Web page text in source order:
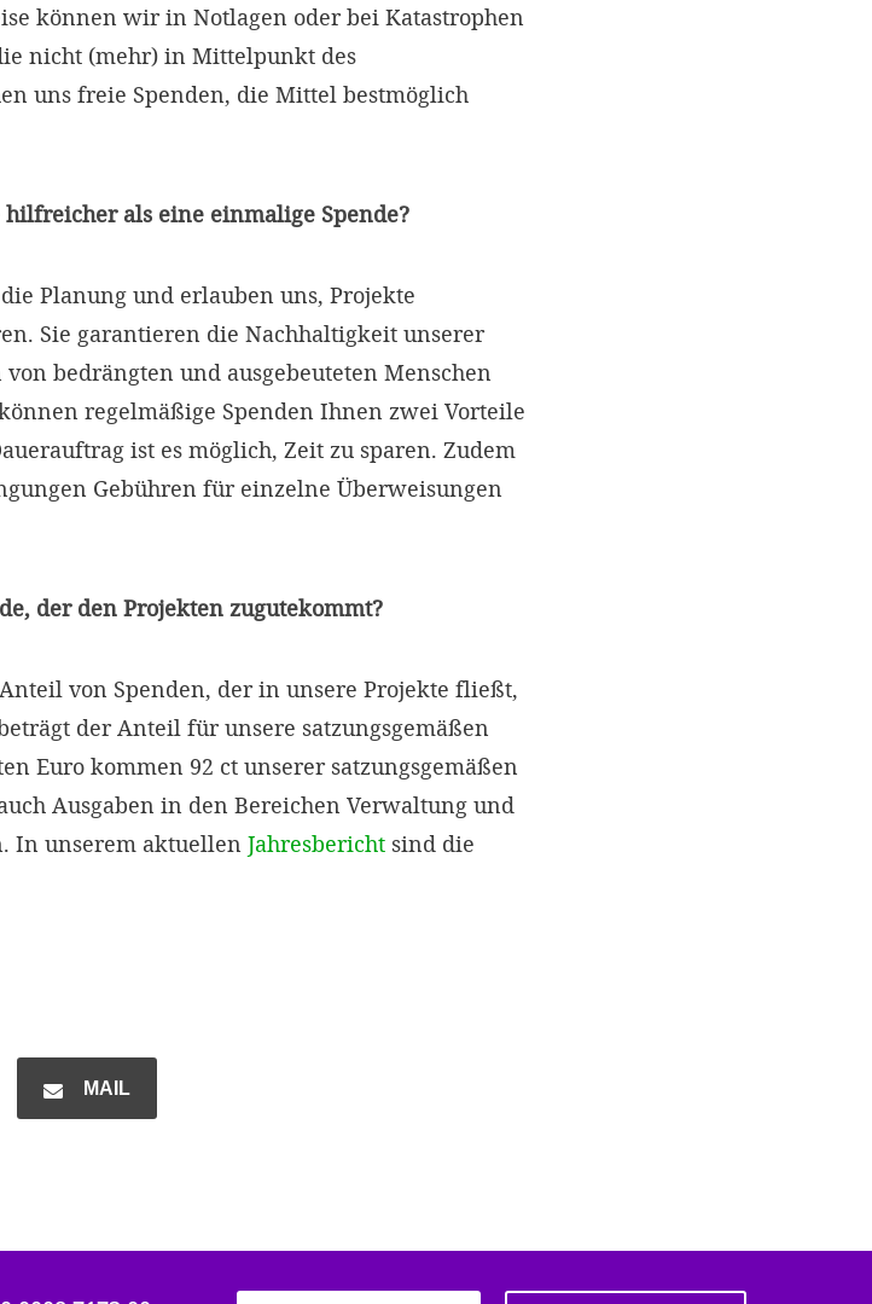
können wir in Notlagen oder bei Katastrophen
nicht (mehr) in Mittelpunkt des
uns freie Spenden, die Mittel bestmöglich
als eine einmalige Spende?
Planung und erlauben uns, Projekte
Sie garantieren die Nachhaltigkeit unserer
bedrängten und ausgebeuteten Menschen
regelmäßige Spenden Ihnen zwei Vorteile
ist es möglich, Zeit zu sparen. Zudem
Gebühren für einzelne Überweisungen
der den Projekten zugutekommt?
von Spenden, der in unsere Projekte fließt,
der Anteil für unsere satzungsgemäßen
Euro kommen 92 ct unserer satzungsgemäßen
Ausgaben in den Bereichen Verwaltung und
In unserem aktuellen Jahresbericht sind die
MAIL